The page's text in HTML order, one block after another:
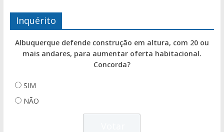
Inquérito
Albuquerque defende construção em altura, com 20 ou
mais andares, para aumentar oferta habitacional.
Concorda?
SIM
NÃO